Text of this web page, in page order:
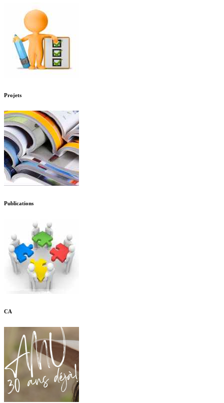
Projets
Publications
CA